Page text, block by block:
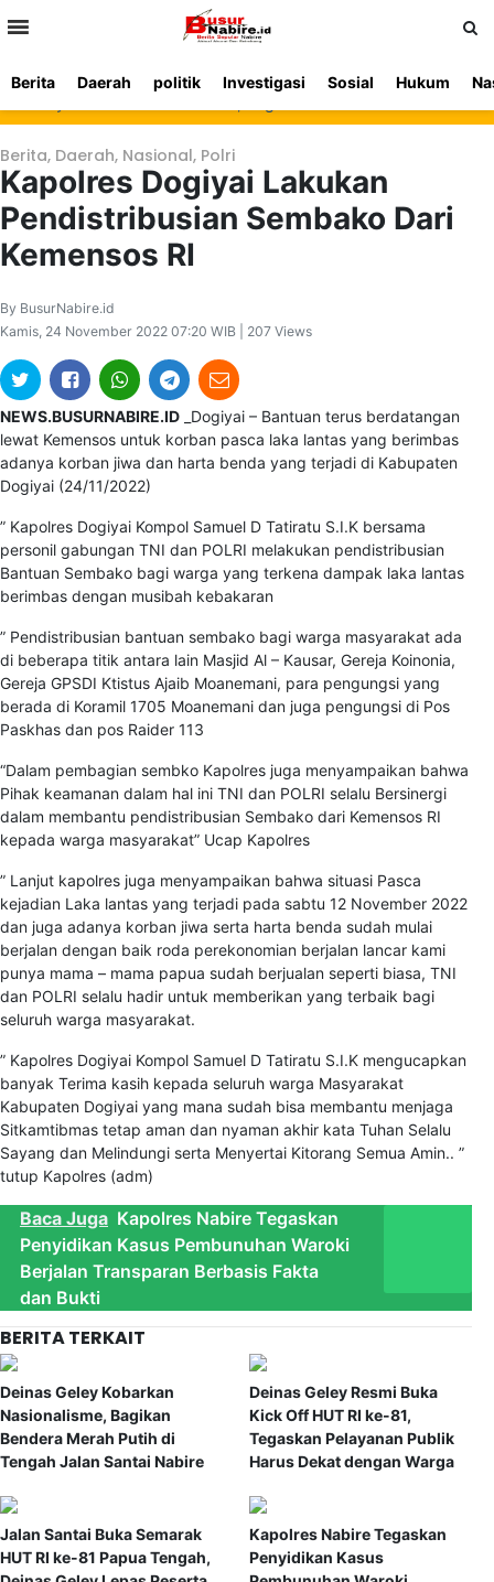
Layanan
Kami
Berita Daerah politik Investigasi Sosial Hukum
Berita, Daerah, Nasional, Polri
Kapolres Dogiyai Lakukan
Pendistribusian Sembako Dari
Kemensos RI
By BusurNabire.id
Kamis, 24 November 2022 07:20 WIB | 207 Views
NEWS.BUSURNABIRE.ID _Dogiyai – Bantuan terus berdatangan
lewat Kemensos untuk korban pasca laka lantas yang berimbas
adanya korban jiwa dan harta benda yang terjadi di Kabupaten
Dogiyai (24/11/2022)
” Kapolres Dogiyai Kompol Samuel D Tatiratu S.I.K bersama
personil gabungan TNI dan POLRI melakukan pendistribusian
Bantuan Sembako bagi warga yang terkena dampak laka lantas
berimbas dengan musibah kebakaran
” Pendistribusian bantuan sembako bagi warga masyarakat ada
di beberapa titik antara lain Masjid Al – Kausar, Gereja Koinonia,
Gereja GPSDI Ktistus Ajaib Moanemani, para pengungsi yang
berada di Koramil 1705 Moanemani dan juga pengungsi di Pos
Paskhas dan pos Raider 113
“Dalam pembagian sembko Kapolres juga menyampaikan bahwa
Pihak keamanan dalam hal ini TNI dan POLRI selalu Bersinergi
dalam membantu pendistribusian Sembako dari Kemensos RI
kepada warga masyarakat” Ucap Kapolres
” Lanjut kapolres juga menyampaikan bahwa situasi Pasca
kejadian Laka lantas yang terjadi pada sabtu 12 November 2022
dan juga adanya korban jiwa serta harta benda sudah mulai
berjalan dengan baik roda perekonomian berjalan lancar kami
punya mama – mama papua sudah berjualan seperti biasa, TNI
dan POLRI selalu hadir untuk memberikan yang terbaik bagi
seluruh warga masyarakat.
” Kapolres Dogiyai Kompol Samuel D Tatiratu S.I.K mengucapkan
banyak Terima kasih kepada seluruh warga Masyarakat
Kabupaten Dogiyai yang mana sudah bisa membantu menjaga
Sitkamtibmas tetap aman dan nyaman akhir kata Tuhan Selalu
Sayang dan Melindungi serta Menyertai Kitorang Semua Amin.. ”
tutup Kapolres (adm)
Baca Juga Kapolres Nabire Tegaskan
Penyidikan Kasus Pembunuhan Waroki
Berjalan Transparan Berbasis Fakta
dan Bukti
BERITA TERKAIT
Deinas Geley Kobarkan
Nasionalisme, Bagikan
Bendera Merah Putih di
Tengah Jalan Santai Nabire
Deinas Geley Resmi Buka
Kick Off HUT RI ke-81,
Tegaskan Pelayanan Publik
Harus Dekat dengan Warga
Jalan Santai Buka Semarak
HUT RI ke-81 Papua Tengah,
Kapolres Nabire Tegaskan
Penyidikan Kasus